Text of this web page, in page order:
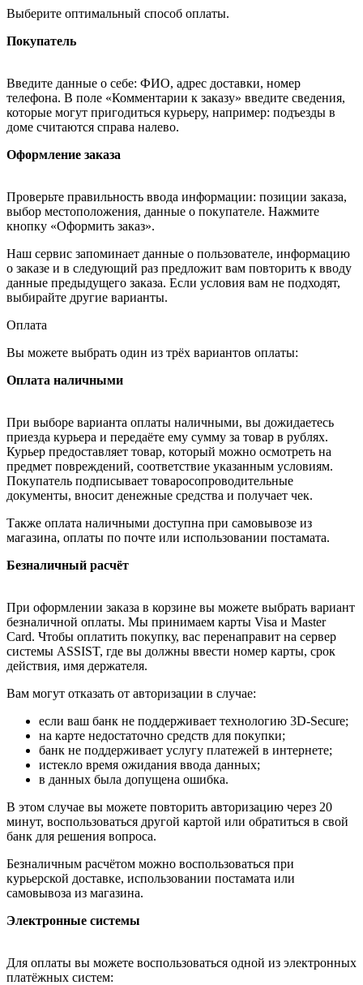
Выберите оптимальный способ оплаты.
Покупатель
Введите данные о себе: ФИО, адрес доставки, номер
телефона. В поле «Комментарии к заказу» введите сведения,
которые могут пригодиться курьеру, например: подъезды в
доме считаются справа налево.
Оформление заказа
Проверьте правильность ввода информации: позиции заказа,
выбор местоположения, данные о покупателе. Нажмите
кнопку «Оформить заказ».
Наш сервис запоминает данные о пользователе, информацию
о заказе и в следующий раз предложит вам повторить к вводу
данные предыдущего заказа. Если условия вам не подходят,
выбирайте другие варианты.
Оплата
Вы можете выбрать один из трёх вариантов оплаты:
Оплата наличными
При выборе варианта оплаты наличными, вы дожидаетесь
приезда курьера и передаёте ему сумму за товар в рублях.
Курьер предоставляет товар, который можно осмотреть на
предмет повреждений, соответствие указанным условиям.
Покупатель подписывает товаросопроводительные
документы, вносит денежные средства и получает чек.
Также оплата наличными доступна при самовывозе из
магазина, оплаты по почте или использовании постамата.
Безналичный расчёт
При оформлении заказа в корзине вы можете выбрать вариант
безналичной оплаты. Мы принимаем карты Visa и Master
Card. Чтобы оплатить покупку, вас перенаправит на сервер
системы ASSIST, где вы должны ввести номер карты, срок
действия, имя держателя.
Вам могут отказать от авторизации в случае:
если ваш банк не поддерживает технологию 3D-Secure;
на карте недостаточно средств для покупки;
банк не поддерживает услугу платежей в интернете;
истекло время ожидания ввода данных;
в данных была допущена ошибка.
В этом случае вы можете повторить авторизацию через 20
минут, воспользоваться другой картой или обратиться в свой
банк для решения вопроса.
Безналичным расчётом можно воспользоваться при
курьерской доставке, использовании постамата или
самовывоза из магазина.
Электронные системы
Для оплаты вы можете воспользоваться одной из электронных
платёжных систем: